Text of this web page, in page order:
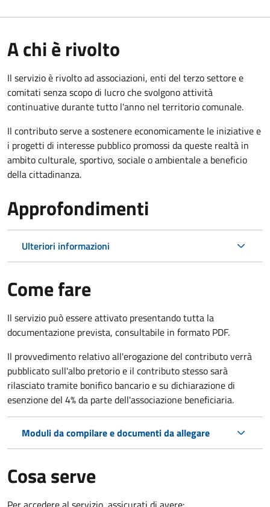
A chi è rivolto
Il servizio è rivolto ad associazioni, enti del terzo settore e
comitati senza scopo di lucro che svolgono attività
continuative durante tutto l'anno nel territorio comunale.
Il contributo serve a sostenere economicamente le iniziative e
i progetti di interesse pubblico promossi da queste realtà in
ambito culturale, sportivo, sociale o ambientale a beneficio
della cittadinanza.
Approfondimenti
Ulteriori informazioni
Come fare
Il servizio può essere attivato presentando tutta la
documentazione prevista, consultabile in formato PDF.
Il provvedimento relativo all'erogazione del contributo verrà
pubblicato sull'albo pretorio e il contributo stesso sarà
rilasciato tramite bonifico bancario e su dichiarazione di
esenzione del 4% da parte dell'associazione beneficiaria.
Moduli da compilare e documenti da allegare
Cosa serve